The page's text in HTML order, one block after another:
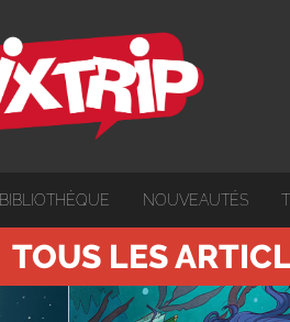
BIBLIOTHÈQUE NOUVEAUTÉS
TOUS LES